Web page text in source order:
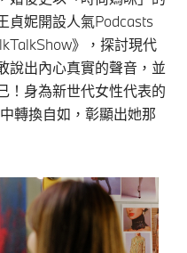
貞妮開設人氣Podcasts
》，探討現代
說出內心真實的聲音，並
！身為新世代女性代表的
轉換自如，彰顯出她那